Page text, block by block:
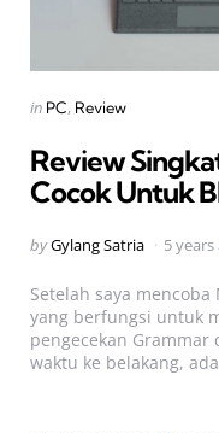
Categories
Posted
in PC Review
Review
Cocok Untuk
Posted
byGylang Satria 5 years
Setelah saya
yang berfungsi untuk
pengecekan Grammar
waktu ke belakang,